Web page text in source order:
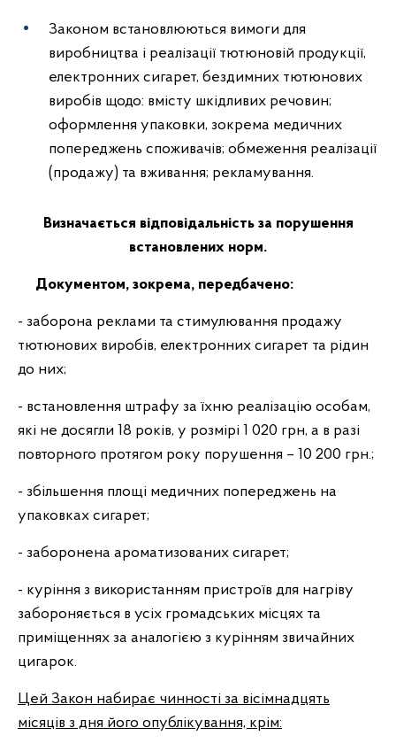
Законом встановлюються вимоги для
виробництва і реалізації тютюновій продукції,
електронних сигарет, бездимних тютюнових
виробів щодо: вмісту шкідливих речовин;
оформлення упаковки, зокрема медичних
попереджень споживачів; обмеження реалізації
(продажу) та вживання; рекламування.
Визначається відповідальність за порушення
встановлених норм.
Документом, зокрема, передбачено:
- заборона реклами та стимулювання продажу
тютюнових виробів, електронних сигарет та рідин
до них;
- встановлення штрафу за їхню реалізацію особам,
які не досягли 18 років, у розмірі 1 020 грн, а в разі
повторного протягом року порушення – 10 200 грн.;
- збільшення площі медичних попереджень на
упаковках сигарет;
- заборонена ароматизованих сигарет;
- куріння з використанням пристроїв для нагріву
забороняється в усіх громадських місцях та
приміщеннях за аналогією з курінням звичайних
цигарок.
Цей Закон набирає чинності за вісімнадцять
місяців з дня його опублікування, крім: